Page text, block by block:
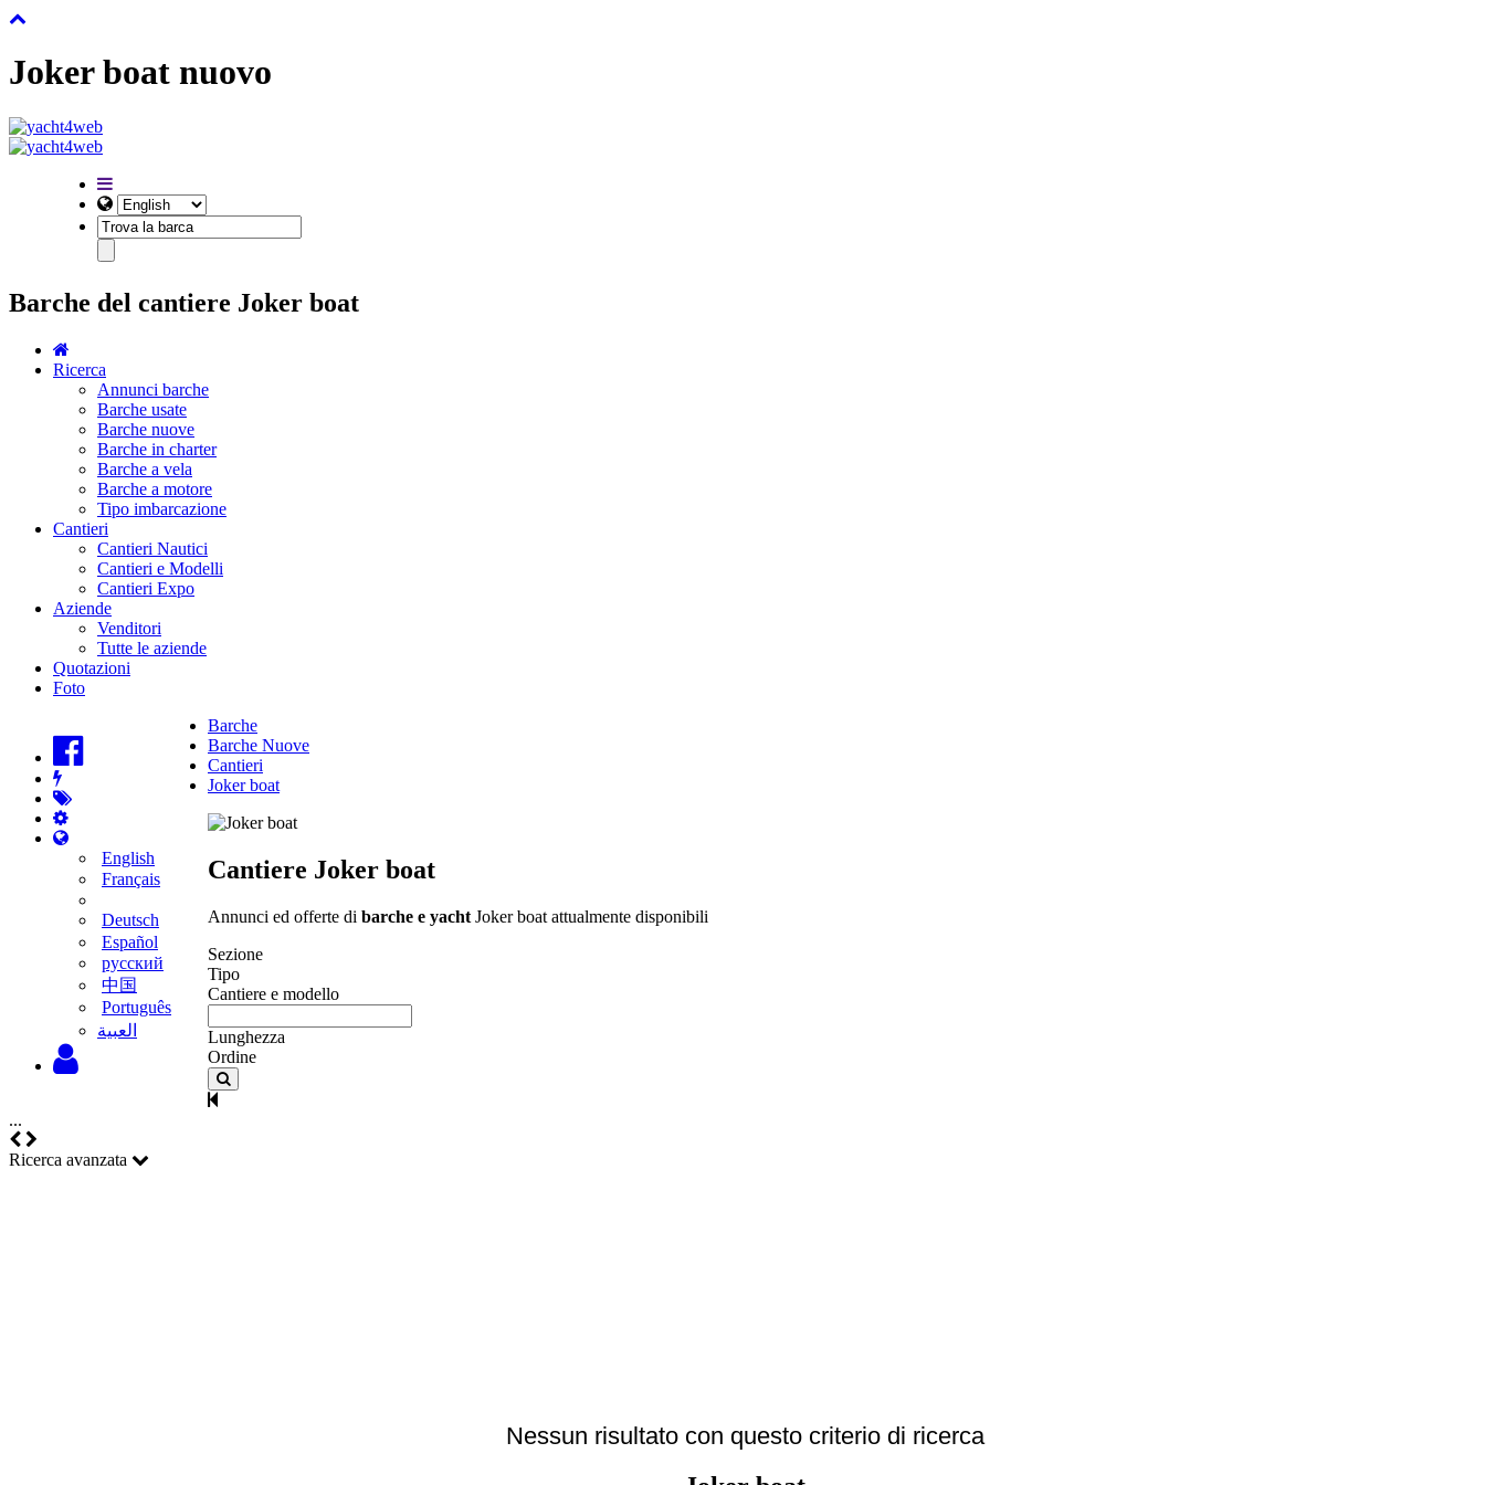
Joker boat nuovo
Barche del cantiere Joker boat
Ricerca
Annunci barche
Barche usate
Barche nuove
Barche in charter
Barche a vela
Barche a motore
Tipo imbarcazione
Cantieri
Cantieri Nautici
Cantieri e Modelli
Cantieri Expo
Aziende
Venditori
Tutte le aziende
Quotazioni
Foto
English
Français
Deutsch
Español
русский
中国
Português
‫العبية
Barche
Barche Nuove
Cantieri
Joker boat
Cantiere Joker boat
Annunci ed offerte di barche e yacht Joker boat attualmente disponibili
Sezione
Tipo
Cantiere e modello
Lunghezza
Ordine
...
Ricerca avanzata
Nessun risultato con questo criterio di ricerca